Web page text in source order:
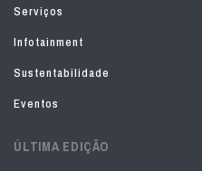
Serviços
Infotainment
Sustentabilidade
Eventos
ÚLTIMA EDIÇÃO